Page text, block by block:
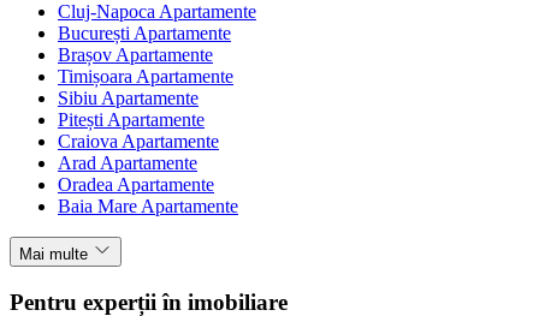
Cluj-Napoca Apartamente
București Apartamente
Brașov Apartamente
Timișoara Apartamente
Sibiu Apartamente
Pitești Apartamente
Craiova Apartamente
Arad Apartamente
Oradea Apartamente
Baia Mare Apartamente
Mai multe
Pentru experții în imobiliare